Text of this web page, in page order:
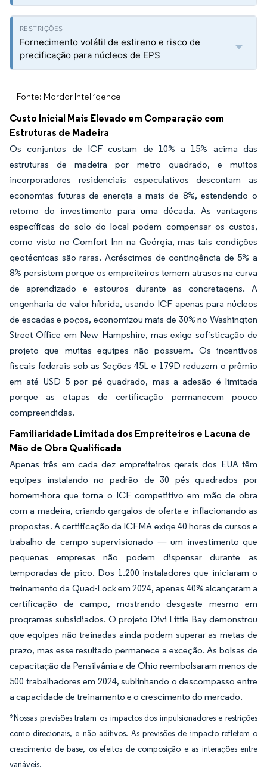
Fornecimento volátil de estireno e risco de
precificação para núcleos de EPS
Fonte: Mordor Intelligence
Custo Inicial Mais Elevado em Comparação com
Estruturas de Madeira
Os conjuntos de ICF custam de 10% a 15% acima das
estruturas de madeira por metro quadrado, e muitos
incorporadores residenciais especulativos descontam as
economias futuras de energia a mais de 8%, estendendo o
retorno do investimento para uma década. As vantagens
específicas do solo do local podem compensar os custos,
como visto no Comfort Inn na Geórgia, mas tais condições
geotécnicas são raras. Acréscimos de contingência de 5% a
8% persistem porque os empreiteiros temem atrasos na curva
de aprendizado e estouros durante as concretagens. A
engenharia de valor híbrida, usando ICF apenas para núcleos
de escadas e poços, economizou mais de 30% no Washington
Street Office em New Hampshire, mas exige sofisticação de
projeto que muitas equipes não possuem. Os incentivos
fiscais federais sob as Seções 45L e 179D reduzem o prêmio
em até USD 5 por pé quadrado, mas a adesão é limitada
porque as etapas de certificação permanecem pouco
compreendidas.
Familiaridade Limitada dos Empreiteiros e Lacuna de
Mão de Obra Qualificada
Apenas três em cada dez empreiteiros gerais dos EUA têm
equipes instalando no padrão de 30 pés quadrados por
homem-hora que torna o ICF competitivo em mão de obra
com a madeira, criando gargalos de oferta e inflacionando as
propostas. A certificação da ICFMA exige 40 horas de cursos e
trabalho de campo supervisionado — um investimento que
pequenas empresas não podem dispensar durante as
temporadas de pico. Dos 1.200 instaladores que iniciaram o
treinamento da Quad-Lock em 2024, apenas 40% alcançaram a
certificação de campo, mostrando desgaste mesmo em
programas subsidiados. O projeto Divi Little Bay demonstrou
que equipes não treinadas ainda podem superar as metas de
prazo, mas esse resultado permanece a exceção. As bolsas de
capacitação da Pensilvânia e de Ohio reembolsaram menos de
500 trabalhadores em 2024, sublinhando o descompasso entre
a capacidade de treinamento e o crescimento do mercado.
*Nossas previsões tratam os impactos dos impulsionadores e restrições
como direcionais, e não aditivos. As previsões de impacto refletem o
crescimento de base, os efeitos de composição e as interações entre
variáveis.